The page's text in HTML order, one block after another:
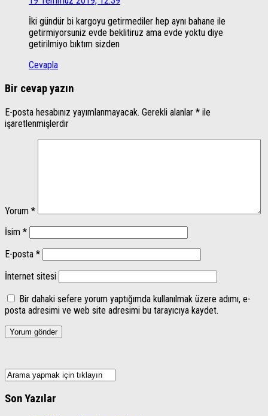
İki gündür bi kargoyu getirmediler hep aynı bahane ile
getirmiyorsuniz evde beklitiruz ama evde yoktu diye
getirilmiyo bıktım sizden
Cevapla
Bir cevap yazın
E-posta hesabınız yayımlanmayacak. Gerekli alanlar * ile
işaretlenmişlerdir
Yorum *
İsim *
E-posta *
İnternet sitesi
Bir dahaki sefere yorum yaptığımda kullanılmak üzere adımı, e-
posta adresimi ve web site adresimi bu tarayıcıya kaydet.
Son Yazılar